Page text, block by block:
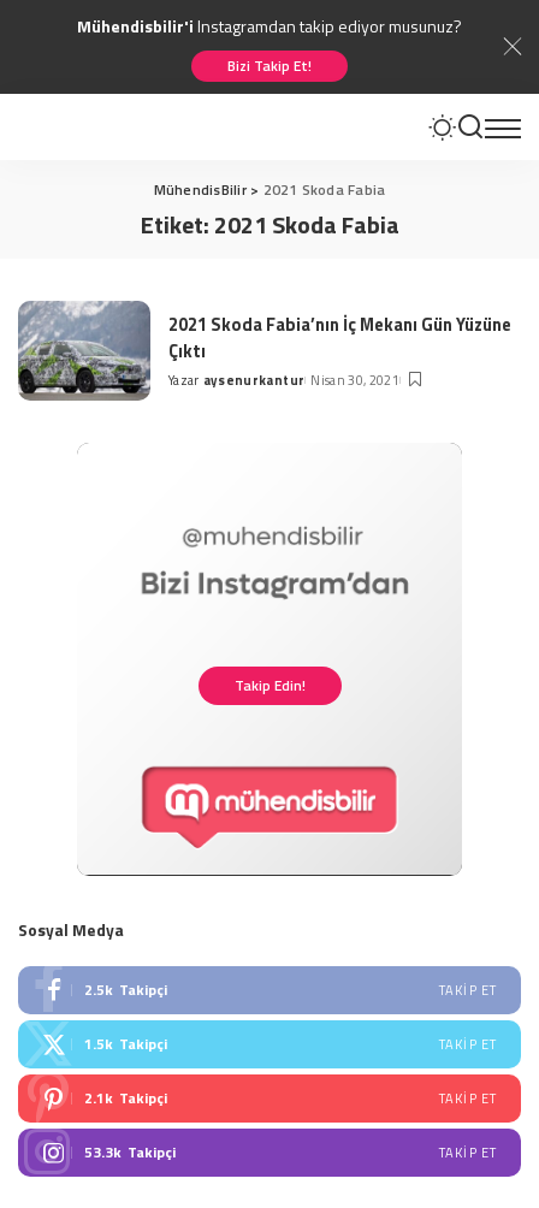
Mühendisbilir'iInstagramdan takip ediyor musunuz?
Bizi Takip Et!
MühendisBilir> 2021 Skoda Fabia
Etiket:2021 Skoda Fabia
2021 Skoda Fabia’nın İç Mekanı Gün Yüzüne
Çıktı
Posted
Yazar aysenurkantur Nisan 30, 2021
Takip Edin!
Sosyal Medya
2.5k Takipçi TAKIP ET
1.5k Takipçi TAKIP ET
2.1k Takipçi TAKIP ET
53.3k Takipçi TAKIP ET